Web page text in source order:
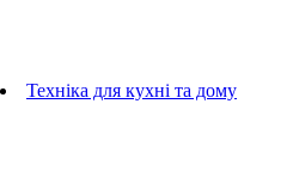
Техніка для кухні та дому